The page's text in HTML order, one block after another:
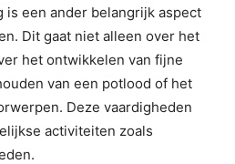
een ander belangrijk aspect
Dit gaat niet alleen over het
het ontwikkelen van fijne
van een potlood of het
Deze vaardigheden
activiteiten zoals